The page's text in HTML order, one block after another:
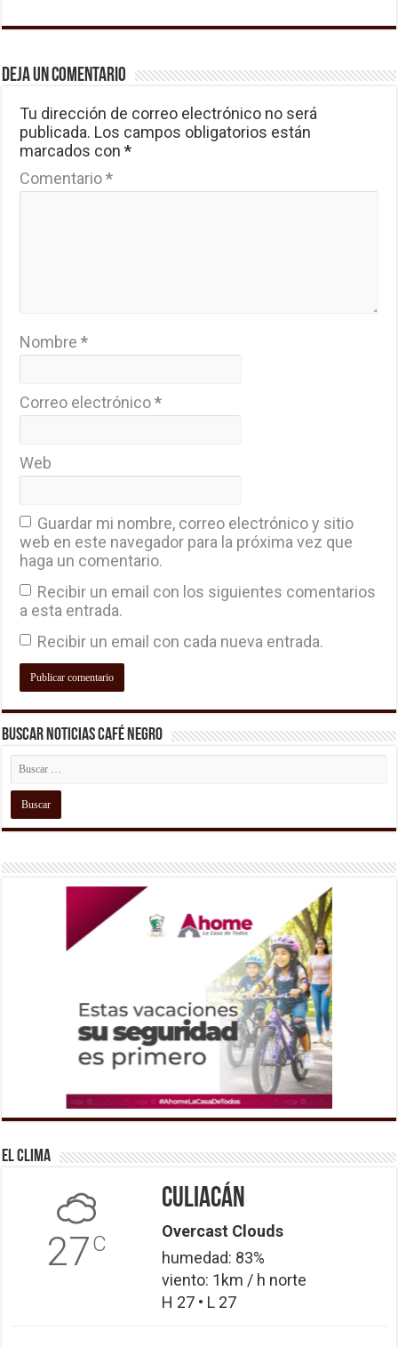
Deja un comentario
Tu dirección de correo electrónico no será
publicada. Los campos obligatorios están
marcados con*
Comentario*
Nombre*
Correo electrónico*
Web
Guardar mi nombre, correo electrónico y sitio
web en este navegador para la próxima vez que
haga un comentario.
Recibir un email con los siguientes comentarios
a esta entrada.
Recibir un email con cada nueva entrada.
Buscar Noticias Café Negro
El Clima
27C
Culiacán
Overcast Clouds
humedad: 83%
viento: 1km / h norte
H 27 • L 27